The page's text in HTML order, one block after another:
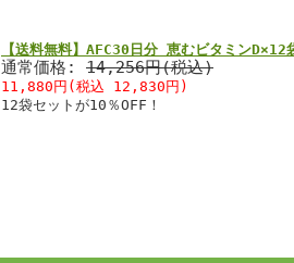
【送料無料】AFC30日分 恵むビタミンD×12
通常価格: 14,256円(税込)
11,880円(税込 12,830円)
12袋セットが10％OFF！